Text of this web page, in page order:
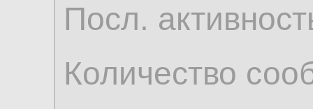
Посл.
Количество